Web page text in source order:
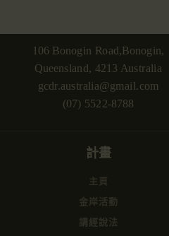
106 Bonogin Road,Bonogin,
Queensland, 4213 Australia
gcdr.australia@gmail.com
(07) 5522-8788
計畫
主頁
金岸活動
講經說法